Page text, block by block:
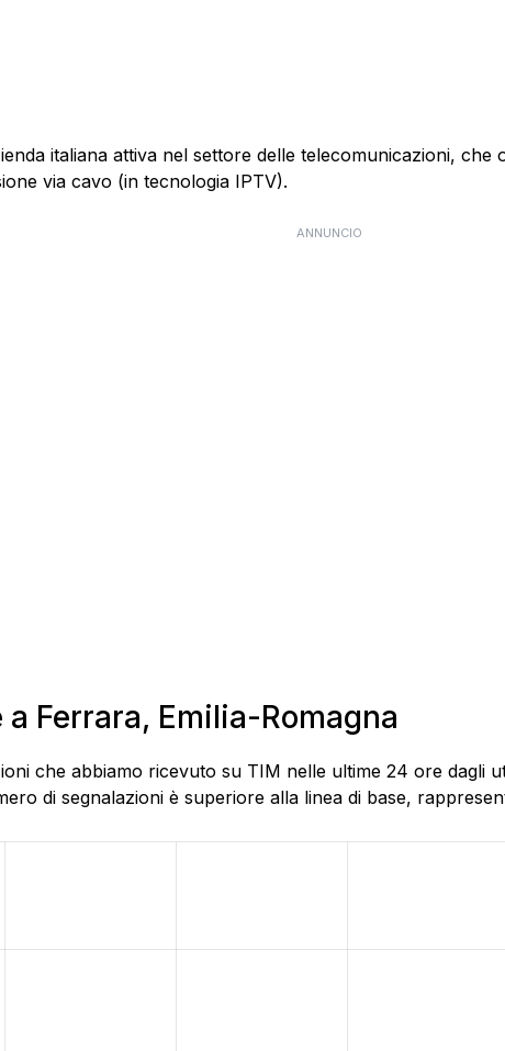
italiana attiva nel settore delle telecomunicazioni,
via cavo (in tecnologia IPTV).
ANNUNCIO
Ferrara, Emilia-Romagna
che abbiamo ricevuto su TIM nelle ultime 24 ore dagli
di segnalazioni è superiore alla linea di base,